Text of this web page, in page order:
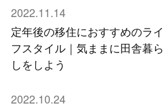
2022.11.14
定年後の移住におすすめのライ
フスタイル｜気ままに田舎暮ら
しをしよう
2022.10.24